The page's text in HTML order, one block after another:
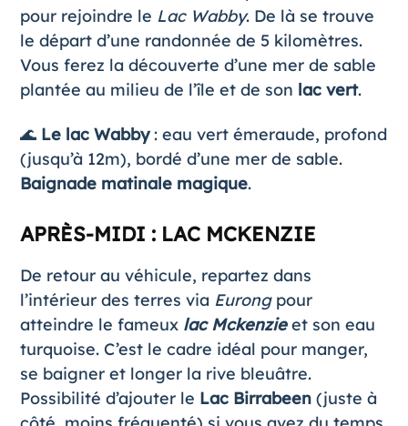
pour rejoindre le Lac Wabby. De là se trouve
le départ d’une randonnée de 5 kilomètres.
Vous ferez la découverte d’une mer de sable
plantée au milieu de l’île et de son lac vert.
🌊 Le lac Wabby: eau vert émeraude, profond
(jusqu’à 12m), bordé d’une mer de sable.
Baignade matinale magique.
APRÈS-MIDI : LAC MCKENZIE
De retour au véhicule, repartez dans
l’intérieur des terres via Eurongpour
atteindre le fameux lac Mckenzieet son eau
turquoise. C’est le cadre idéal pour manger,
se baigner et longer la rive bleuâtre.
Possibilité d’ajouter le Lac Birrabeen(juste à